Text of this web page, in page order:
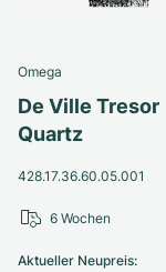
Omega
De Ville Tresor
Quartz
428.17.36.60.05.001
Aktueller Neupreis:
6 Wochen